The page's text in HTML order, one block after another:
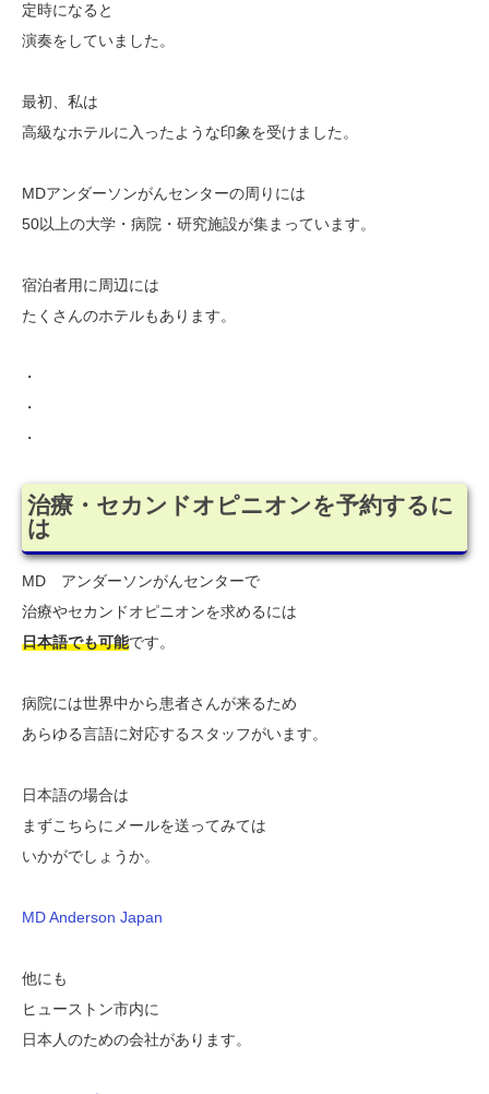
定時になると
演奏をしていました。
最初、私は
高級なホテルに入ったような印象を受けました。
MDアンダーソンがんセンターの周りには
50以上の大学・病院・研究施設が集まっています。
宿泊者用に周辺には
たくさんのホテルもあります。
・
・
・
治療・セカンドオピニオンを予約するに
は
MD アンダーソンがんセンターで
治療やセカンドオピニオンを求めるには
日本語でも可能です。
病院には世界中から患者さんが来るため
あらゆる言語に対応するスタッフがいます。
日本語の場合は
まずこちらにメールを送ってみては
いかがでしょうか。
MD Anderson Japan
他にも
ヒューストン市内に
日本人のための会社があります。